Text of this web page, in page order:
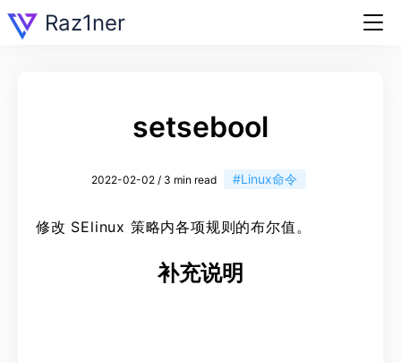
Raz1ner
setsebool
2022-02-02 / 3 min read #Linux命令
修改 SElinux 策略内各项规则的布尔值。
补充说明